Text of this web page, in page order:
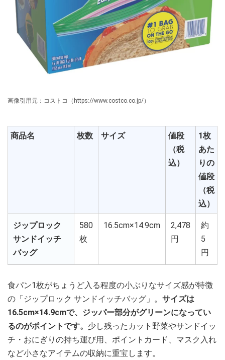
画像引用元：コストコ（https://www.costco.co.jp/）
商品名 枚数 サイズ
値段
（税
込）
1枚
あた
りの
値段
（税
込）
ジップロック
サンドイッチ
バッグ
580
枚
16.5cm×14.9cm
2,478
円
約
5
円
食パン1枚がちょうど入る程度の小ぶりなサイズ感が特徴
の「ジップロック サンドイッチバッグ」。 サイズは
16.5cm×14.9cmで、ジッパー部分がグリーンになってい
るのがポイントです。 少し残ったカット野菜やサンドイッ
チ・おにぎりの持ち運び用、ポイントカード、マスク入れ
など小さなアイテムの収納に重宝します。